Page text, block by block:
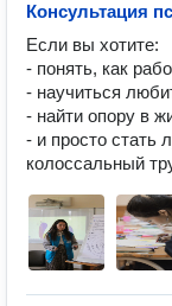
Консультация
Если вы хотите:
- понять, как
- научиться
- найти опору в
- и просто стать
колоссальный